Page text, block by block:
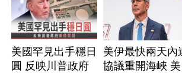
美國罕見出手穩日
圓 反映川普政府
美伊最快兩天內
協議重開海峽 美